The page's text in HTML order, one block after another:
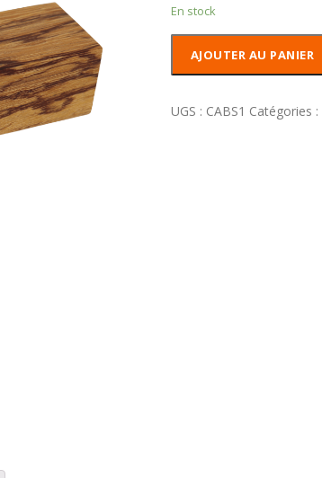
En stock
Bois
AJOUTER AU PANIER
UGS : CABS1 Catégories :